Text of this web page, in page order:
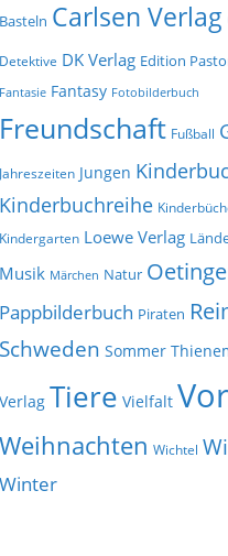
Basteln Carlsen Verlag
Detektive DK Verlag Edition
Fantasie Fantasy Fotobilderbuch
Freundschaft Fußball
Jahreszeiten Jungen
Kinderbuchreihe
Kindergarten Loewe Verlag
Musik Märchen Natur
Pappbilderbuch Piraten
Schweden Sommer
Verlag Tiere Vielfalt
Weihnachten Wichtel
Winter